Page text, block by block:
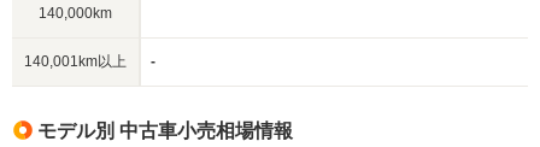
140,000km
140,001km以上 -
モデル別 中古車小売相場情報